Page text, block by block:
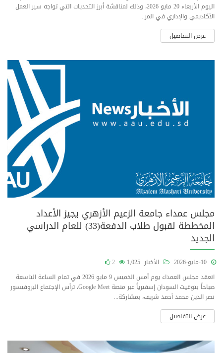
اليوم الأربعاء 20 مايو 2026، وذلك لمناقشة أبرز التحديات التي تواجه سير العمل
الأكاديمي والإداري في المر...
عرض التفاصيل
مجلس عمداء جامعة الزعيم الأزهري يجيز الأعداد
المخططة لقبول طلاب الدفعة(33) للعام الدراسي
الجديد
الأخبار 1,025
2
انعقد مجلس العمداء يوم أمس الخميس 9 مايو 2026 في تمام الساعة التاسعة
صباحاً بتوقيت السودان إسفيرياً عبر منصة Google Meet، ترأس الإجتماع البروفيسور
نصر الدين محمد أحمد شريف، بمشاركة...
عرض التفاصيل